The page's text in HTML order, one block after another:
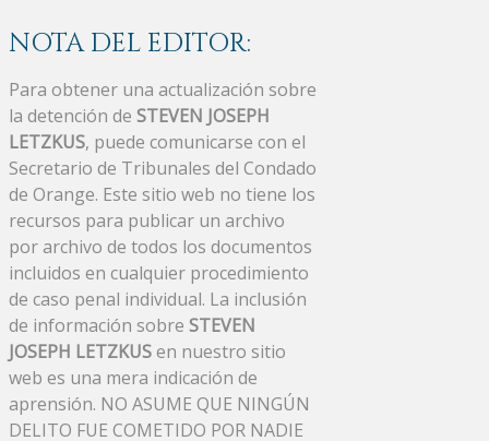
NOTA DEL EDITOR:
Para obtener una actualización sobre
la detención de STEVEN JOSEPH
LETZKUS, puede comunicarse con el
Secretario de Tribunales del Condado
de Orange. Este sitio web no tiene los
recursos para publicar un archivo
por archivo de todos los documentos
incluidos en cualquier procedimiento
de caso penal individual. La inclusión
de información sobre STEVEN
JOSEPH LETZKUSen nuestro sitio
web es una mera indicación de
aprensión. NO ASUME QUE NINGÚN
DELITO FUE COMETIDO POR NADIE